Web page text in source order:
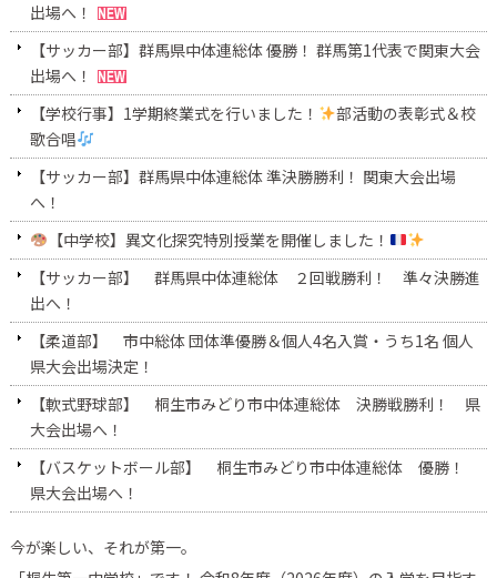
出場へ！
【サッカー部】群馬県中体連総体 優勝！ 群馬第1代表で関東大会
出場へ！
【学校行事】1学期終業式を行いました！
部活動の表彰式＆校
歌合唱
【サッカー部】群馬県中体連総体 準決勝勝利！ 関東大会出場
へ！
【中学校】異文化探究特別授業を開催しました！
【サッカー部】 群馬県中体連総体 ２回戦勝利！ 準々決勝進
出へ！
【柔道部】 市中総体 団体準優勝＆個人4名入賞・うち1名 個人
県大会出場決定！
【軟式野球部】 桐生市みどり市中体連総体 決勝戦勝利！ 県
大会出場へ！
【バスケットボール部】 桐生市みどり市中体連総体 優勝！
県大会出場へ！
今が楽しい、それが第一。